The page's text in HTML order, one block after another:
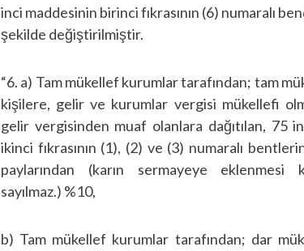
inci maddesinin birinci fıkrasının (6) numaralı
şekilde değiştirilmiştir.
“6. a) Tam mükellef kurumlar tarafından; tam
kişilere, gelir ve kurumlar vergisi mükellefi
gelir vergisinden muaf olanlara dağıtılan, 75
ikinci fıkrasının (1), (2) ve (3) numaralı
paylarından (karın sermayeye eklenmesi
sayılmaz.) %10,
b) Tam mükellef kurumlar tarafından; dar